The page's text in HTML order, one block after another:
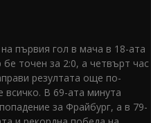
първия гол в мача в 18-ата
точен за 2:0, а четвърт час
резултата още по-
всичко. В 69-ата минута
за Фрайбург, а в 79-